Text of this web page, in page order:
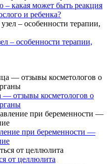
– какая может быть реакция
и ребенка?
– особенности терапии,
— отзывы косметологов о
при беременности —
от целлюлита